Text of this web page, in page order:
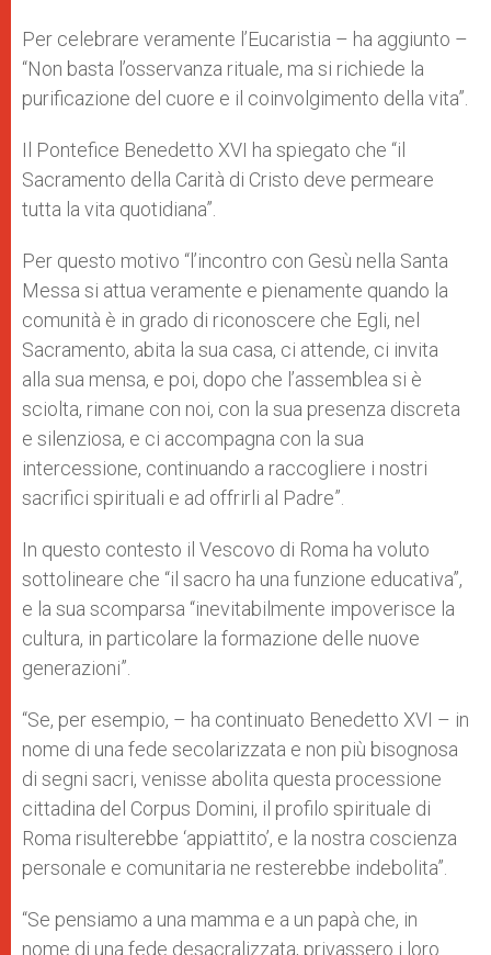
Per celebrare veramente l’Eucaristia – ha aggiunto –
“Non basta l’osservanza rituale, ma si richiede la
purificazione del cuore e il coinvolgimento della vita”.
Il Pontefice Benedetto XVI ha spiegato che “il
Sacramento della Carità di Cristo deve permeare
tutta la vita quotidiana”.
Per questo motivo “l’incontro con Gesù nella Santa
Messa si attua veramente e pienamente quando la
comunità è in grado di riconoscere che Egli, nel
Sacramento, abita la sua casa, ci attende, ci invita
alla sua mensa, e poi, dopo che l’assemblea si è
sciolta, rimane con noi, con la sua presenza discreta
e silenziosa, e ci accompagna con la sua
intercessione, continuando a raccogliere i nostri
sacrifici spirituali e ad offrirli al Padre”.
In questo contesto il Vescovo di Roma ha voluto
sottolineare che “il sacro ha una funzione educativa”,
e la sua scomparsa “inevitabilmente impoverisce la
cultura, in particolare la formazione delle nuove
generazioni”.
“Se, per esempio, – ha continuato Benedetto XVI – in
nome di una fede secolarizzata e non più bisognosa
di segni sacri, venisse abolita questa processione
cittadina del Corpus Domini, il profilo spirituale di
Roma risulterebbe ‘appiattito’, e la nostra coscienza
personale e comunitaria ne resterebbe indebolita”.
“Se pensiamo a una mamma e a un papà che, in
nome di una fede desacralizzata, privassero i loro